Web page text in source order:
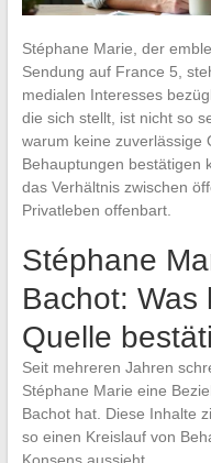
Stéphane Marie, der
Sendung auf France 5,
medialen Interesses
die sich stellt, ist nicht so
warum keine zuverlässige
Behauptungen bestätigen
das Verhältnis zwischen
Privatleben offenbart.
Stéphane
Bachot: Was
Quelle
Seit mehreren Jahren
Stéphane Marie eine
Bachot hat. Diese Inhalte
so einen Kreislauf von